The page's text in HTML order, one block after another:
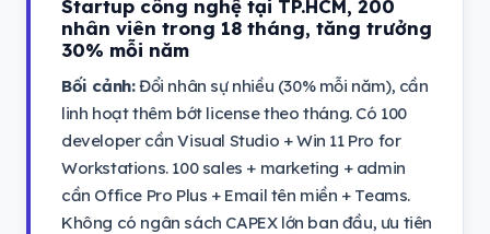
Startup công nghệ tại TP.HCM, 200
nhân viên trong 18 tháng, tăng trưởng
30% mỗi năm
Bối cảnh:Đổi nhân sự nhiều (30% mỗi năm), cần
linh hoạt thêm bớt license theo tháng. Có 100
developer cần Visual Studio + Win 11 Pro for
Workstations. 100 sales + marketing + admin
cần Office Pro Plus + Email tên miền + Teams.
Không có ngân sách CAPEX lớn ban đầu, ưu tiên